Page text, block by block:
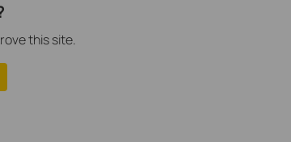
this site.